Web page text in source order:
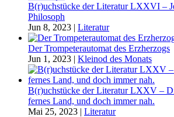
B(r)uchstücke der Literatur LXXVI –
Philosoph
Jun 8, 2023 | Literatur
Der Trompeterautomat des Erzherzogs
Jun 1, 2023 | Kleinod des Monats
B(r)uchstücke der Literatur LXXV –
fernes Land, und doch immer nah.
Mai 25, 2023 | Literatur